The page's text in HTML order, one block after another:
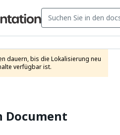
dauern, bis die Lokalisierung neu
verfügbar ist.
Document